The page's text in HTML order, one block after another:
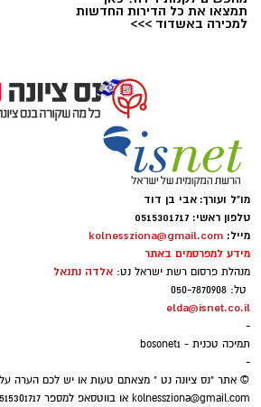
דוברות עיריית נס ציונה
מעטפת עירונית למי שמעניקים
תמיכה ייחודית לבני משפחה
תמצאו את כל הדירות החדשות
למכירה באשדוד >>>
מו"ל ועורך: אבי בן דוד
טלפון ראשי: 0515301717
מייל: kolnessziona@gmail.com
מידע למפרסמים באתר
מנהלת פרסום רשת ישראל נט: אלדה נתנאל
טל: 050-7870908
elda@isnet.co.il
-
תמיכה טכנית - bosonet1
-
© אתר "נס ציונה נט " מצאתם טעות או יש לכם הערה על
kolnessziona@gmail.com